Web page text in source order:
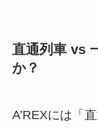
直通列車 vs
か？
A’REXには「